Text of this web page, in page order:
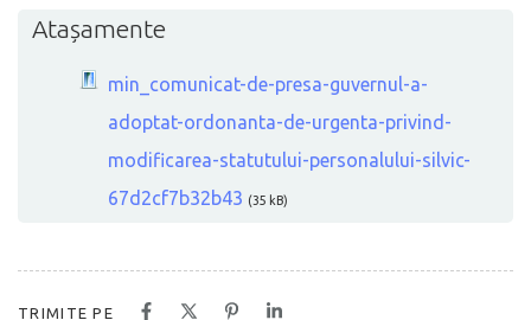
Atașamente
min_comunicat-de-presa-guvernul-a-
adoptat-ordonanta-de-urgenta-privind-
modificarea-statutului-personalului-silvic-
67d2cf7b32b43 (35 kB)
TRIMITE PE